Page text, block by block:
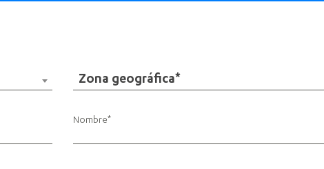
Zona geográfica*
Nombre